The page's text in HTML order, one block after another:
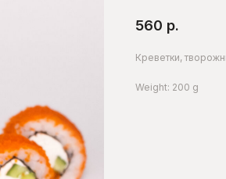
560 р.
Креветки,
Weight: 200 g